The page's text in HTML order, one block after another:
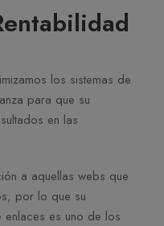
los sistemas de
para que su
en las
a aquellas webs que
por lo que su
es uno de los